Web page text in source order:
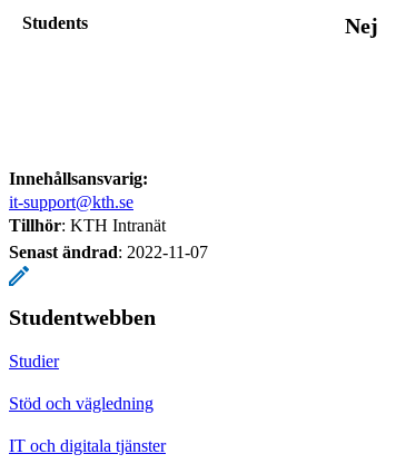
Students Nej
Innehållsansvarig:
it-support@kth.se
Tillhör: KTH Intranät
Senast ändrad: 2022-11-07
Studentwebben
Studier
Stöd och vägledning
IT och digitala tjänster